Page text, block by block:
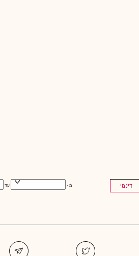
דינמי מ - עד